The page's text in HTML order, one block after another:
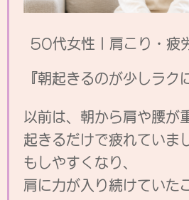
50代女性｜肩こり・疲
『朝起きるのが少しラク
以前は、朝から肩や腰が
起きるだけで疲れていま
もしやすくなり、
肩に力が入り続けていた